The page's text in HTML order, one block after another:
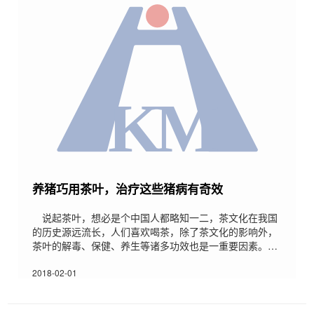
部分猪场是赢利的。我们关心猪价是一回事，但一定要把
养猪巧用茶叶，治疗这些猪病有奇效
说起茶叶，想必是个中国人都略知一二，茶文化在我国
的历史源远流长，人们喜欢喝茶，除了茶文化的影响外，
茶叶的解毒、保健、养生等诸多功效也是一重要因素。其
多好处，近几年日本就流行一种用茶叶喂的猪，肉质好味
2018-02-01